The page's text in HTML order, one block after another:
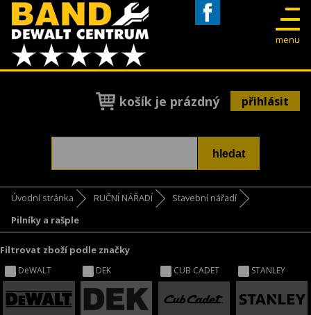
menu
košík je prázdný přihlásit
Úvodní stránka RUČNÍ NÁŘADÍ
Stavební nářadí
Pilníky a rašple
Filtrovat zboží podle značky
DeWALT DEK CUB CADET STANLEY